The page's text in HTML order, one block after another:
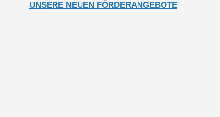
UNSERE NEUEN FÖRDERANGEBOTE